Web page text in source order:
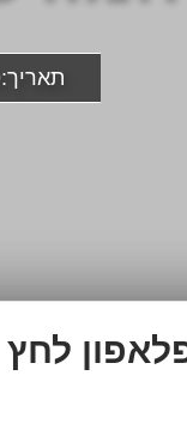
תאריך:
לחץ